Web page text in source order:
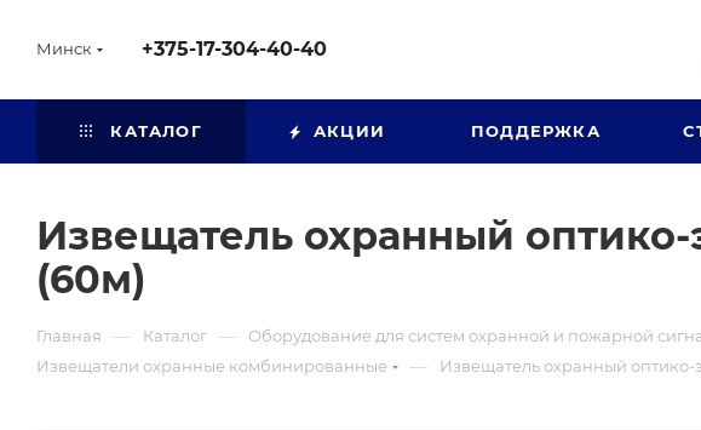
Минск +375-17-304-40-40
КАТАЛОГ АКЦИИ ПОДДЕРЖКА
Извещатель охранный
(60м)
Главная — Каталог — Оборудование для систем охранной и пожарной
Извещатели охранные комбинированные
— Извещатель охранный